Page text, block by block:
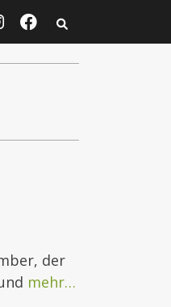
der
mehr…